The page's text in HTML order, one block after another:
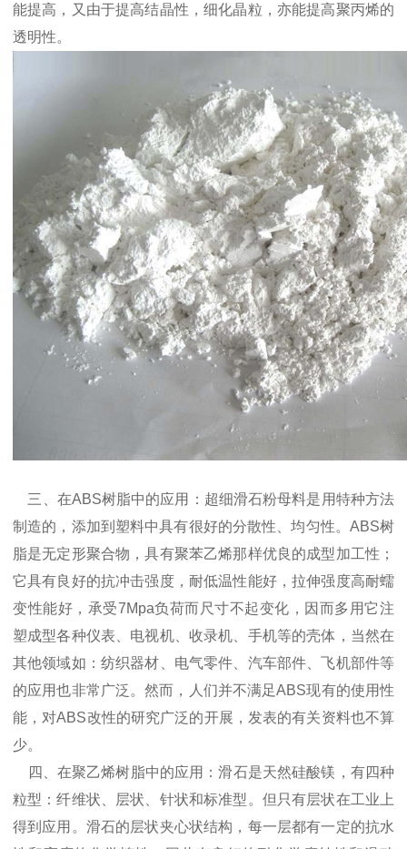
能提高，又由于提高结晶性，细化晶粒，亦能提高聚丙烯的
透明性。
三、在ABS树脂中的应用：超细滑石粉母料是用特种方法
制造的，添加到塑料中具有很好的分散性、均匀性。ABS树
脂是无定形聚合物，具有聚苯乙烯那样优良的成型加工性；
它具有良好的抗冲击强度，耐低温性能好，拉伸强度高耐蠕
变性能好，承受7Mpa负荷而尺寸不起变化，因而多用它注
塑成型各种仪表、电视机、收录机、手机等的壳体，当然在
其他领域如：纺织器材、电气零件、汽车部件、飞机部件等
的应用也非常广泛。然而，人们并不满足ABS现有的使用性
能，对ABS改性的研究广泛的开展，发表的有关资料也不算
少。
四、在聚乙烯树脂中的应用：滑石是天然硅酸镁，有四种
粒型：纤维状、层状、针状和标准型。但只有层状在工业上
得到应用。滑石的层状夹心状结构，每一层都有一定的抗水